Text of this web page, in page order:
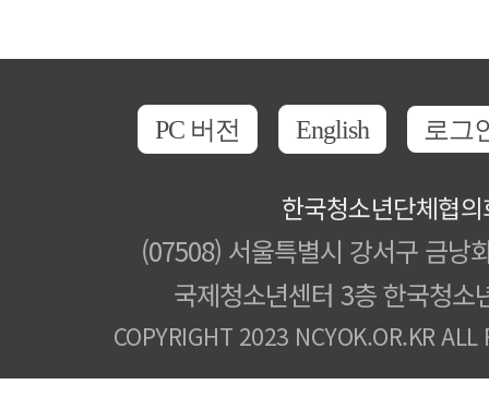
PC 버전 English 로그
한국청소년단체협
(07508) 서울특별시 강서구 금낭
국제청소년센터 3층 한국청소
COPYRIGHT 2023 NCYOK.OR.KR ALL